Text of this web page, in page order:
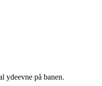
ydeevne på banen.